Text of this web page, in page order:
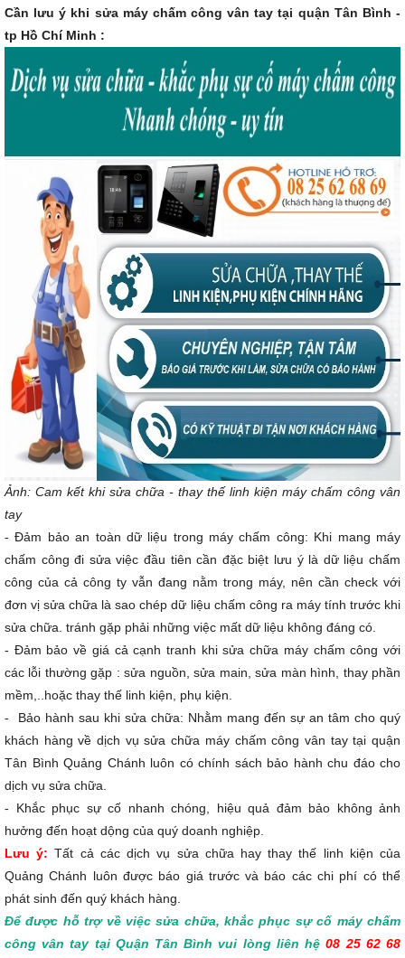
Cần lưu ý khi sửa máy chấm công vân tay tại quận Tân Bình -
tp Hồ Chí Minh :
Ảnh: Cam kết khi sửa chữa - thay thế linh kiện máy chấm công vân
tay
-Đảm bảo an toàn dữ liệu trong máy chấm công: Khi mang máy
chấm công đi sửa việc đầu tiên cần đặc biệt lưu ý là dữ liệu chấm
công của cả công ty vẫn đang nằm trong máy, nên cần check với
đơn vị sửa chữa là sao chép dữ liệu chấm công ra máy tính trước khi
sửa chữa. tránh gặp phải những việc mất dữ liệu không đáng có.
- Đảm bảo về giá cả cạnh tranh khi sửa chữa máy chấm công với
các lỗi thường gặp : sửa nguồn, sửa main, sửa màn hình, thay phần
mềm,..hoặc thay thế linh kiện, phụ kiện.
- Bảo hành sau khi sửa chữa: Nhằm mang đến sự an tâm cho quý
khách hàng về dịch vụ sửa chữa máy chấm công vân tay tại quận
Tân Bình Quảng Chánh luôn có chính sách bảo hành chu đáo cho
dịch vụ sửa chữa.
- Khắc phục sự cố nhanh chóng, hiệu quả đảm bảo không ảnh
hưởng đến hoạt dộng của quý doanh nghiệp.
Lưu ý: Tất cả các dịch vụ sửa chữa hay thay thế linh kiện của
Quảng Chánh luôn được báo giá trước và báo các chi phí có thể
phát sinh đến quý khách hàng.
Để được hỗ trợ về việc sửa chữa, khắc phục sự cố máy chấm
công vân tay tại Quận Tân Bình vui lòng liên hệ08 25 62 68